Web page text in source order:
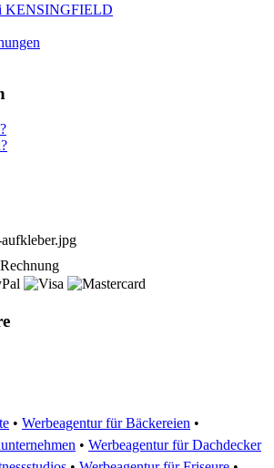
KENSINGFIELD
Rechnung
• Werbeagentur für Bäckereien •
• Werbeagentur für Dachdecker